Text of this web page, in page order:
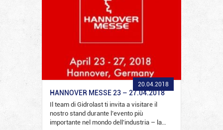
20.04.2018
HANNOVER MESSE 23 – 27.04.2018
Il team di Gidrolast ti invita a visitare il
nostro stand durante l’evento più
importante nel mondo dell’industria – la…